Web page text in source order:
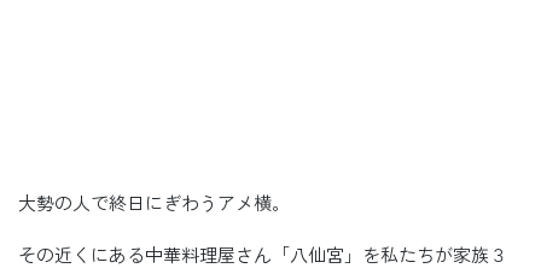
大勢の人で終日にぎわうアメ横。
その近くにある中華料理屋さん「八仙宮」を私たちが家族３